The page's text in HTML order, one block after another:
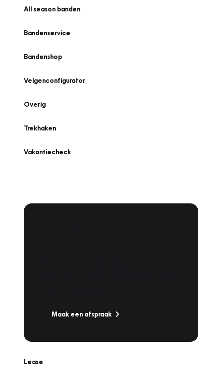
All season banden
Bandenservice
Bandenshop
Velgenconfigurator
Overig
Trekhaken
Vakantiecheck
Maak een afspraak
Lease